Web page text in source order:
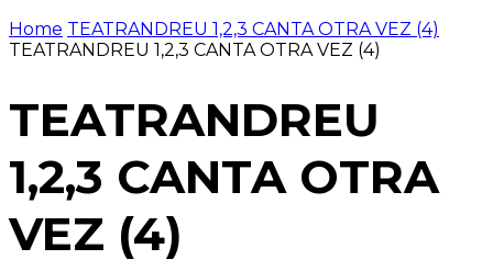
Home TEATRANDREU 1,2,3 CANTA OTRA VEZ (4)
TEATRANDREU 1,2,3 CANTA OTRA VEZ (4)
TEATRANDREU
1,2,3 CANTA OTRA
VEZ (4)